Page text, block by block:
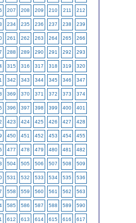
207 208 209 210 211 212
234 235 236 237 238 239
261 262 263 264 265 266
288 289 290 291 292 293
315 316 317 318 319 320
342 343 344 345 346 347
369 370 371 372 373 374
396 397 398 399 400 401
423 424 425 426 427 428
450 451 452 453 454 455
477 478 479 480 481 482
504 505 506 507 508 509
531 532 533 534 535 536
558 559 560 561 562 563
585 586 587 588 589 590
612 613 614 615 616 617